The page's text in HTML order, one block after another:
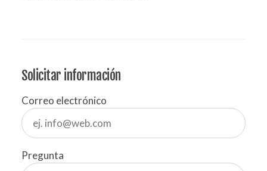
Solicitar información
Correo electrónico
Pregunta